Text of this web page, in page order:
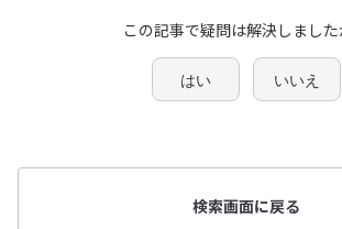
この記事で疑問は解決しました
はい いいえ
検索画面に戻る